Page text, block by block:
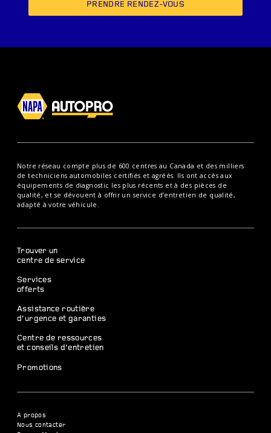
PRENDRE RENDEZ-VOUS
Notre réseau compte plus de 600 centres au Canada et des milliers
de techniciens automobiles certifiés et agréés. Ils ont accès aux
équipements de diagnostic les plus récents et à des pièces de
qualité, et se dévouent à offrir un service d’entretien de qualité,
adapté à votre véhicule.
Trouver un
centre de service
Services
offerts
Assistance routière
d’urgence et garanties
Centre de ressources
et conseils d’entretien
Promotions
À propos
Nous contacter